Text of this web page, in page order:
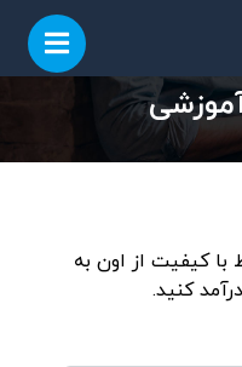
کیفیت از اون به
کنید.